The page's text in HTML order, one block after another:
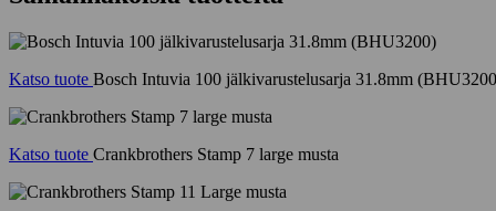
Katso tuote Bosch Intuvia 100 jälkivarustelusarja 31.8mm
Katso tuote Crankbrothers Stamp 7 large musta